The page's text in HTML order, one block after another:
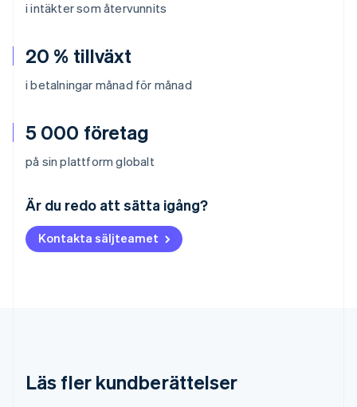
i intäkter som återvunnits
20 % tillväxt
i betalningar månad för månad
5 000 företag
på sin plattform globalt
Är du redo att sätta igång?
Kontakta säljteamet
Läs fler kundberättelser
Belgien
NederlandsFrançaisDeutsch
Brasilien
PortuguêsEnglish
English